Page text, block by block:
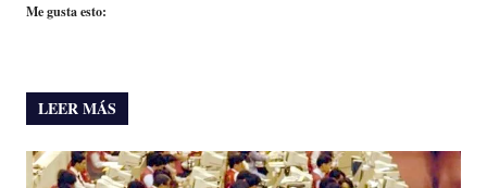
Me gusta esto:
LEER MÁS